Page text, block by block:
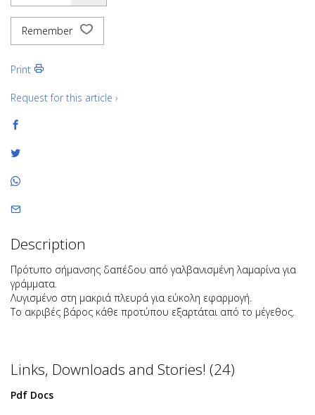
Remember
Print
Request for this article ›
Description
Πρότυπο σήμανσης δαπέδου από γαλβανισμένη λαμαρίνα για
γράμματα.
Λυγισμένο στη μακριά πλευρά για εύκολη εφαρμογή.
Το ακριβές βάρος κάθε προτύπου εξαρτάται από το μέγεθος.
Links, Downloads and Stories! (24)
Pdf Docs